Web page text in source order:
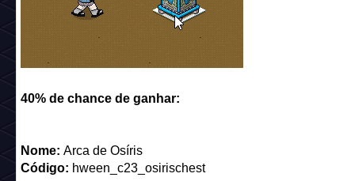
40% de chance de ganhar:
Nome: Arca de Osíris
Código: hween_c23_osirischest